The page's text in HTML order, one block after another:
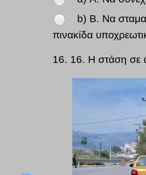
b) Β. Να
πινακίδα
16. 16. Η στάση σε